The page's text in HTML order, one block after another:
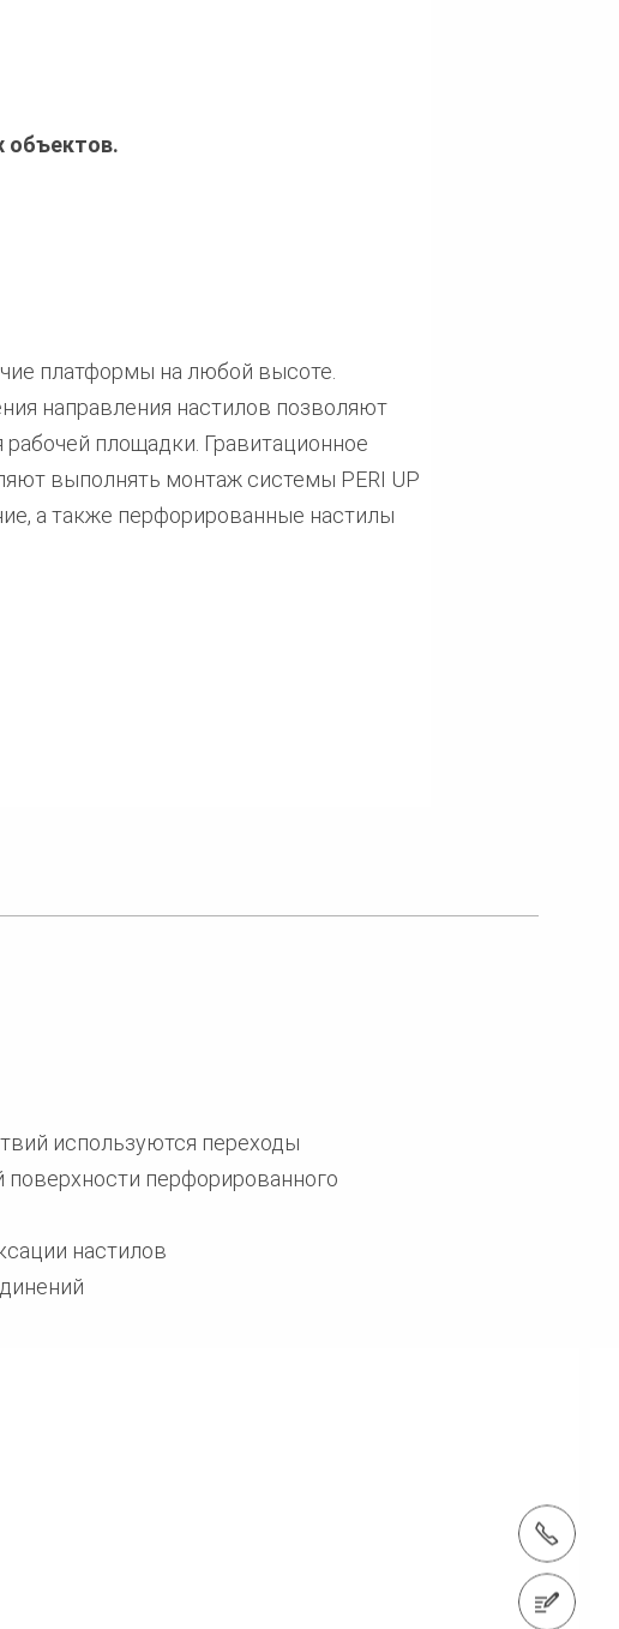
объектов.
платформы на любой высоте.
направления настилов позволяют
площадки. Гравитационное
выполнять монтаж системы PERI UP
а также перфорированные настилы
используются переходы
перфорированного
настилов